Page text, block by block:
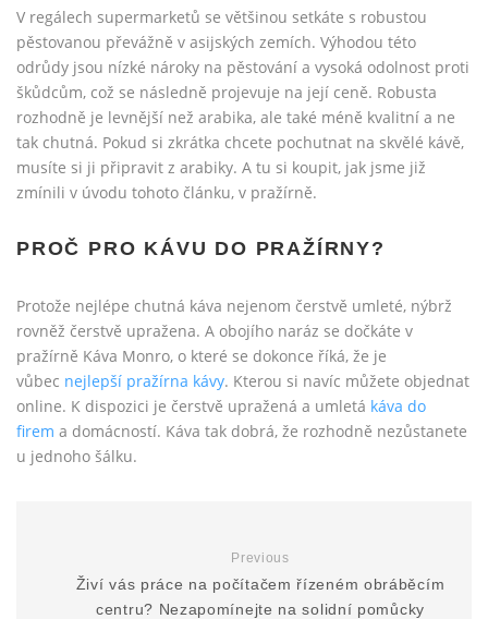
V regálech supermarketů se většinou setkáte s robustou
pěstovanou převážně v asijských zemích. Výhodou této
odrůdy jsou nízké nároky na pěstování a vysoká odolnost proti
škůdcům, což se následně projevuje na její ceně. Robusta
rozhodně je levnější než arabika, ale také méně kvalitní a ne
tak chutná. Pokud si zkrátka chcete pochutnat na skvělé kávě,
musíte si ji připravit z arabiky. A tu si koupit, jak jsme již
zmínili v úvodu tohoto článku, v pražírně.
PROČ PRO KÁVU DO PRAŽÍRNY?
Protože nejlépe chutná káva nejenom čerstvě umleté, nýbrž
rovněž čerstvě upražena. A obojího naráz se dočkáte v
pražírně Káva Monro, o které se dokonce říká, že je
vůbec nejlepší pražírna kávy. Kterou si navíc můžete objednat
online. K dispozici je čerstvě upražená a umletá káva do
firem a domácností. Káva tak dobrá, že rozhodně nezůstanete
u jednoho šálku.
Previous
Živí vás práce na počítačem řízeném obráběcím
centru? Nezapomínejte na solidní pomůcky